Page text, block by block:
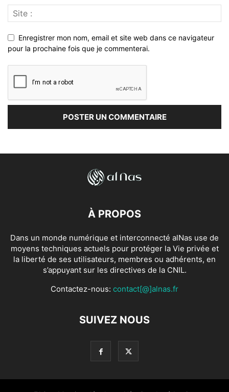
Enregistrer mon nom, email et site web dans ce navigateur
pour la prochaine fois que je commenterai.
À PROPOS
Dans un monde numérique et interconnecté alNas use de
moyens techniques actuels pour protéger la Vie privée et
la liberté de ses utilisateurs, membres ou adhérents, en
s’appuyant sur les directives de la CNIL.
Contactez-nous: contact[@]alnas.fr
SUIVEZ NOUS